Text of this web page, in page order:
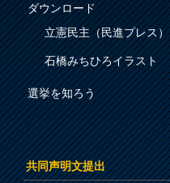
ダウンロード
立憲民主（民進プレス）
石橋みちひろイラスト
選挙を知ろう
共同声明文提出